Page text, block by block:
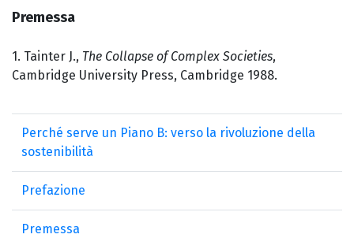
Premessa
1. Tainter J., The Collapse of Complex Societies,
Cambridge University Press, Cambridge 1988.
Perché serve un Piano B: verso la rivoluzione della
sostenibilità
Prefazione
Premessa